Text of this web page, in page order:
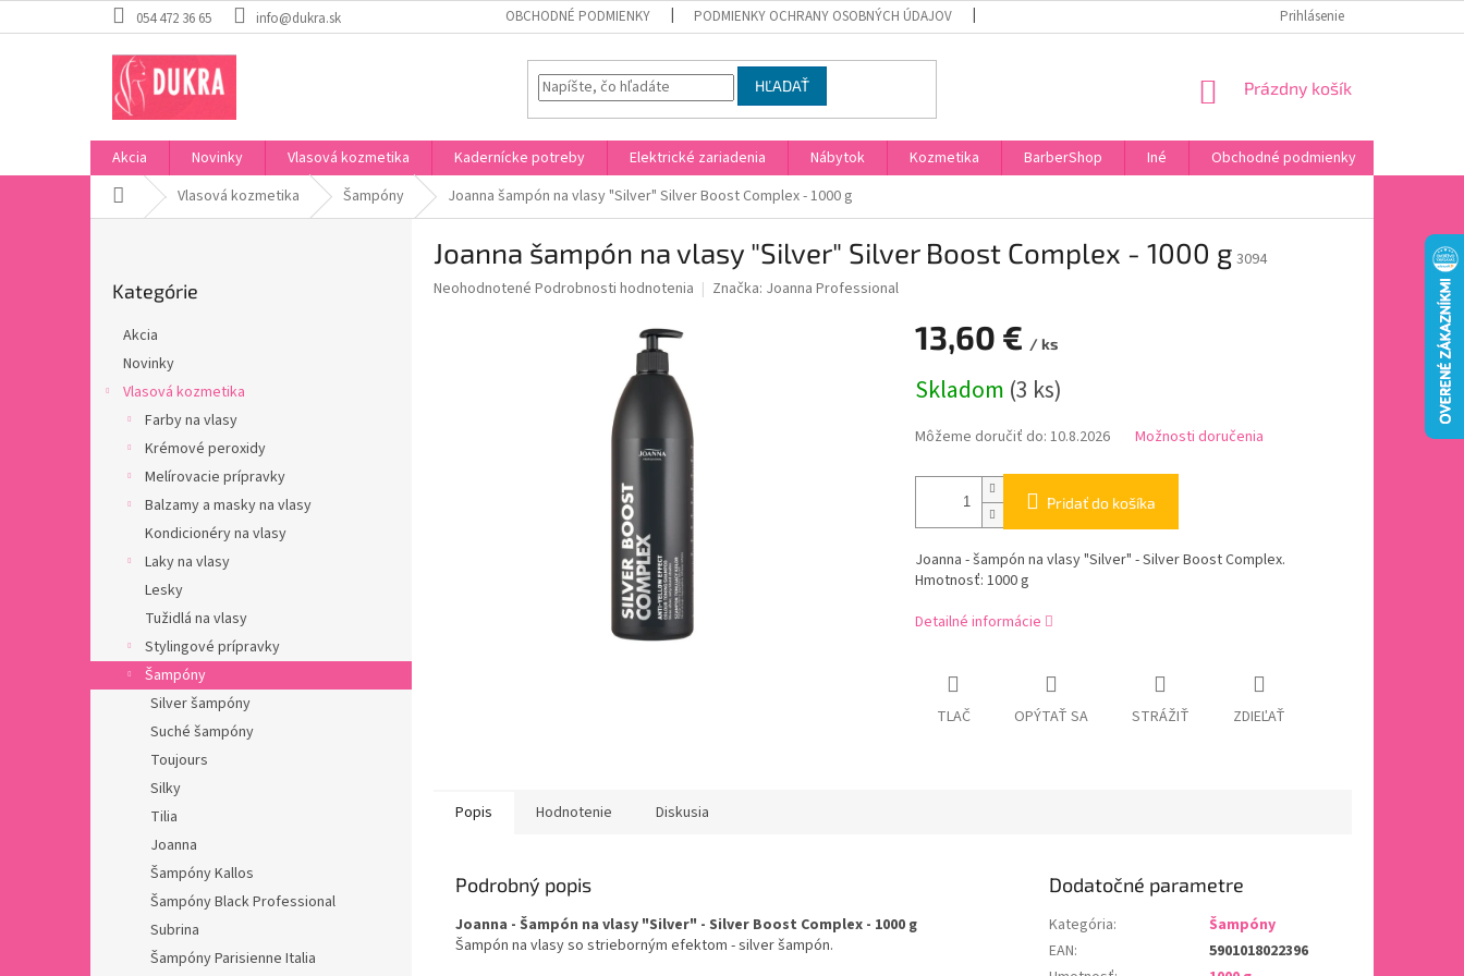
na
054 472 36 65 info@dukra.sk OBCHODNÉ PODMIENKY PODMIENKY OCHRANY OSOBNÝCH ÚDAJOV HODNOTENIE OBCHODUPrihlásenie
HĽADAŤ
NÁKUPNÝ
Prázdny košík
Akcia Novinky Vlasová kozmetika Kadernícke potreby Elektrické zariadenia Nábytok Kozmetika BarberShop Iné Obchodné podmienky
DomovVlasová kozmetika Šampóny Joanna šampón na vlasy "Silver" Silver Boost Complex - 1000 g
kategórie
Kategórie
Akcia
Novinky
Vlasová kozmetika
Farby na vlasy
Krémové peroxidy
Melírovacie prípravky
Balzamy a masky na vlasy
Kondicionéry na vlasy
Laky na vlasy
Lesky
Tužidlá na vlasy
Stylingové prípravky
Šampóny
Silver šampóny
Suché šampóny
Toujours
Silky
Tilia
Joanna
Šampóny Kallos
Šampóny Black Professional
Subrina
Šampóny Parisienne Italia
Joanna šampón na vlasy "Silver" Silver Boost Complex - 1000 g 3094
Priemerné
Neohodnotené Podrobnosti hodnotenia Značka: Joanna Professional
13,60 € / ks
cena:
Skladom (3 ks)
Môžeme doručiť do: 10.8.2026 Možnosti doručenia
Pridať do košíka
Joanna - šampón na vlasy "Silver" - Silver Boost Complex.
Hmotnosť: 1000 g
Detailné informácie
TLAČ OPÝTAŤ SA STRÁŽIŤ ZDIEĽAŤ
Popis Hodnotenie Diskusia
Podrobný popis
Joanna - Šampón na vlasy "Silver" - Silver Boost Complex - 1000 g
Šampón na vlasy so strieborným efektom - silver šampón.
Dodatočné parametre
Kategória:
Šampóny
EAN:
5901018022396